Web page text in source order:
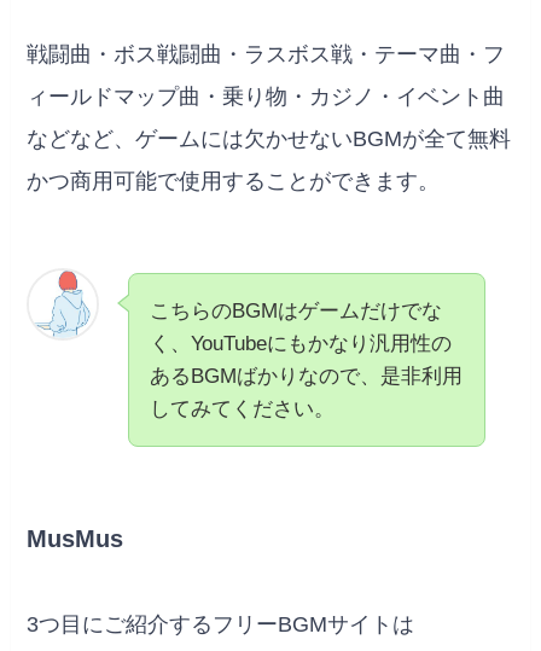
戦闘曲・ボス戦闘曲・ラスボス戦・テーマ曲・フ
ィールドマップ曲・乗り物・カジノ・イベント曲
などなど、ゲームには欠かせないBGMが全て無料
かつ商用可能で使用することができます。
こちらのBGMはゲームだけでな
く、YouTubeにもかなり汎用性の
あるBGMばかりなので、是非利用
してみてください。
MusMus
3つ目にご紹介するフリーBGMサイトは